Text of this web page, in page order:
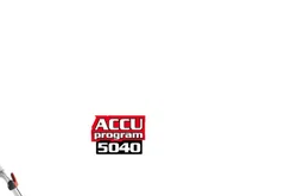
pojezdem. Pracovní záběr 51
kg. Baterie a nabíječka